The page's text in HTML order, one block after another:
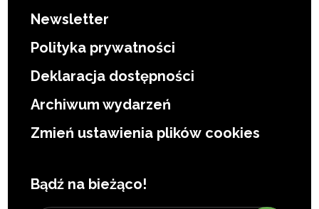
Newsletter
Polityka prywatności
Deklaracja dostępności
Archiwum wydarzeń
Zmień ustawienia plików cookies
Bądź na bieżąco!